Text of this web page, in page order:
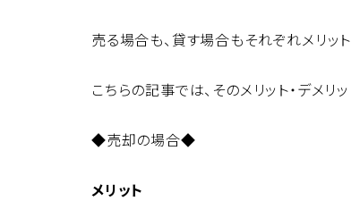
売る場合も、貸す場合もそれぞれメリッ
こちらの記事では、そのメリット・デメリ
◆売却の場合◆
メリット